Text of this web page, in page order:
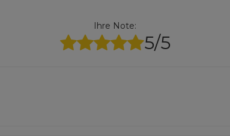
Ihre Note:
5/5